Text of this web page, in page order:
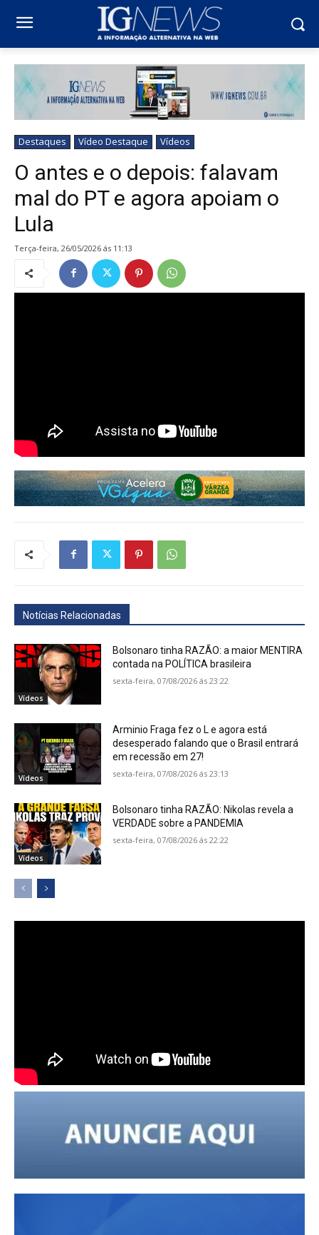
Destaques Vídeo Destaque Vídeos
O antes e o depois: falavam
mal do PT e agora apoiam o
Lula
terça-feira, 26/05/2026 ás 11:13
Notícias Relacionadas
Vídeos
Bolsonaro tinha RAZÃO: a maior MENTIRA
contada na POLÍTICA brasileira
sexta-feira, 07/08/2026 ás 23:22
Vídeos
Arminio Fraga fez o L e agora está
desesperado falando que o Brasil entrará
em recessão em 27!
sexta-feira, 07/08/2026 ás 23:13
Vídeos
Bolsonaro tinha RAZÃO: Nikolas revela a
VERDADE sobre a PANDEMIA
sexta-feira, 07/08/2026 ás 22:22